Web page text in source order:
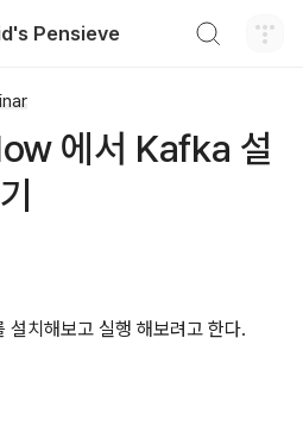
Pensieve
에서 Kafka 설
치해보고 실행 해보려고 한다.